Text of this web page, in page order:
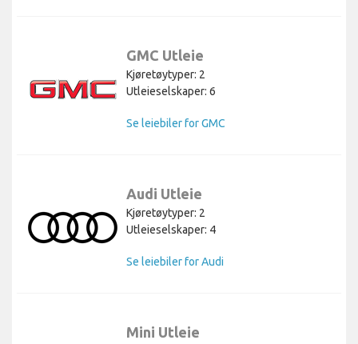
GMC Utleie
Kjøretøytyper: 2
Utleieselskaper: 6
Se leiebiler for GMC
Audi Utleie
Kjøretøytyper: 2
Utleieselskaper: 4
Se leiebiler for Audi
Mini Utleie